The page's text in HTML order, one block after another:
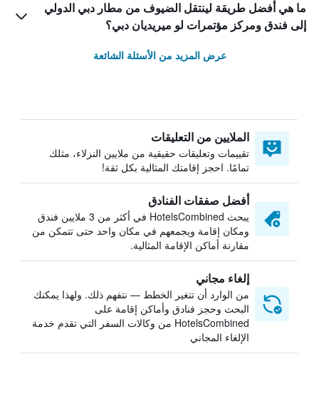
ما هي أفضل طريقة لينتقل الضيوف من مطار دبي الدولي
إلى فندق ومركز مؤتمرات لو ميريديان دبي؟
عرض المزيد من الأسئلة الشائعة
الملايين من التعليقات
تقييمات وتعليقات حقيقية من ملايين النزلاء، مثلك
تمامًا. احجز إقامتك المثالية بكل ثقة!
أفضل صفقات الفنادق
يبحث HotelsCombined في أكثر من 3 ملايين فندق
ومكان إقامة ويجمعهم في مكان واحد حتى تتمكن من
مقارنة أماكن الإقامة المثالية.
إلغاء مجاني
من الوارد أن تتغير الخطط — نتفهم ذلك. ولهذا يمكنك
البحث وحجز فنادق وأماكن إقامة على
HotelsCombined من وكالات السفر التي تقدم خدمة
الإلغاء المجاني